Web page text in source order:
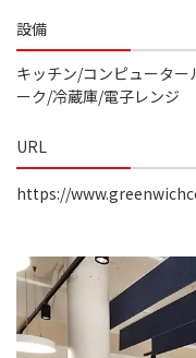
設備
キッチン/コンピュータ
ーク/冷蔵庫/電子レンジ
URL
https://